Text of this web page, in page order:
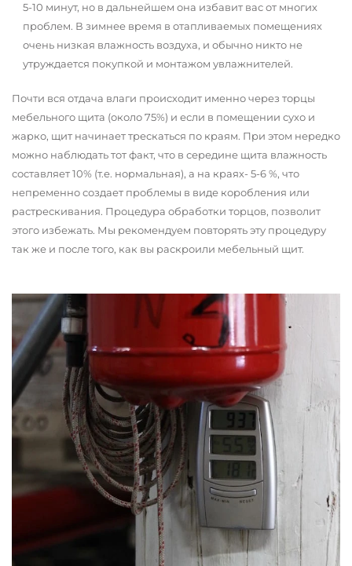
5-10 минут, но в дальнейшем она избавит вас от многих
проблем. В зимнее время в отапливаемых помещениях
очень низкая влажность воздуха, и обычно никто не
утруждается покупкой и монтажом увлажнителей.
Почти вся отдача влаги происходит именно через торцы
мебельного щита (около 75%) и если в помещении сухо и
жарко, щит начинает трескаться по краям. При этом нередко
можно наблюдать тот факт, что в середине щита влажность
составляет 10% (т.е. нормальная), а на краях- 5-6 %, что
непременно создает проблемы в виде коробления или
растрескивания. Процедура обработки торцов, позволит
этого избежать. Мы рекомендуем повторять эту процедуру
так же и после того, как вы раскроили мебельный щит.